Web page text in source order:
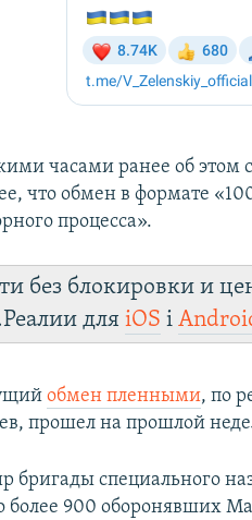
часами ранее об этом
что обмен в формате
процесса».
без блокировки и
дляiOS і
обмен пленными, по
прошел на прошлой
бригады специального
более 900 оборонявших